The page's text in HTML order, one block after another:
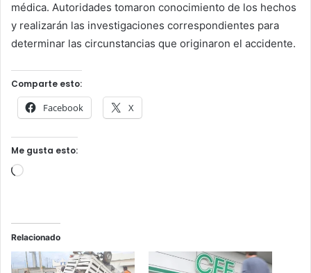
médica. Autoridades tomaron conocimiento de los hechos
y realizarán las investigaciones correspondientes para
determinar las circunstancias que originaron el accidente.
Comparte esto:
Facebook X
Me gusta esto:
Cargando...
Relacionado